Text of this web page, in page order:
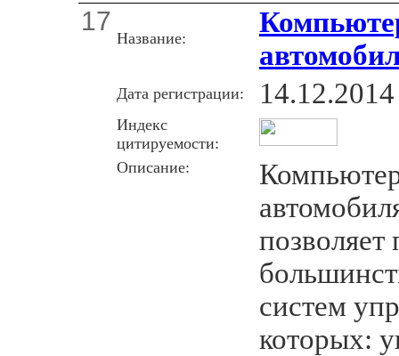
17
Название:
Дата регистрации: 14.12.2014
Индекс
цитируемости:
Описание:
позволяет
систем
которых: